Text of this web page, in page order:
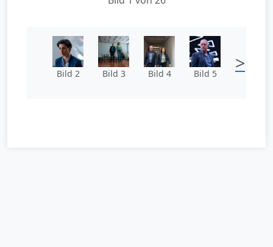
Bild 2 Bild 3 Bild 4 Bild 5 >